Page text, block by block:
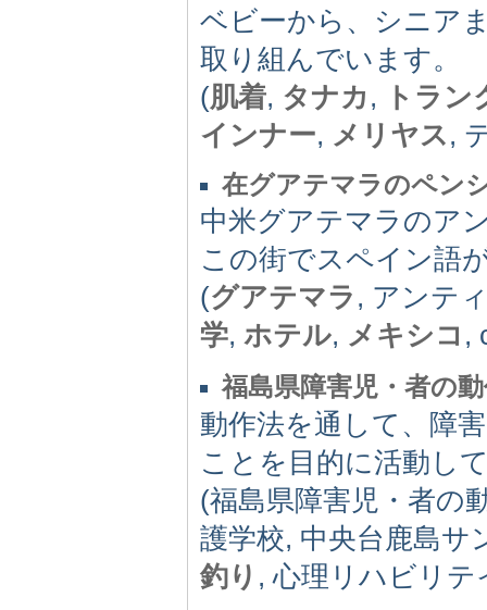
ベビーから、シニア
取り組んでいます。
(肌着, タナカ ,
トラン
インナー, メリヤス,
在グアテマラのペン
中米グアテマラのア
この街でスペイン語
(グアテマラ , アンテ
学, ホテル, メキシコ ,
福島県障害児・者の
動作法を通して、障
ことを目的に活動し
(福島県障害児・者の
護学校, 中央台鹿島
釣り , 心理リハビリテ